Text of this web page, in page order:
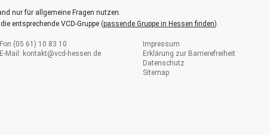
nur für allgemeine Fragen nutzen.
entsprechende VCD-Gruppe (passende Gruppe in Hessen finden).
Fon (05 61) 10 83 10
E-Mail: kontakt@vcd-hessen.de
Impressum
Erklärung zur Barrierefreiheit
Datenschutz
Sitemap